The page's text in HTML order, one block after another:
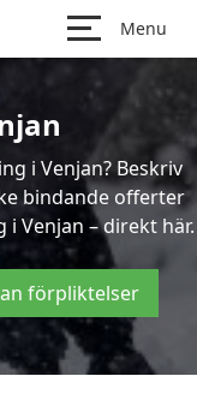
Menu
i Venjan? Beskriv
bindande offerter
Venjan – direkt här.
förpliktelser